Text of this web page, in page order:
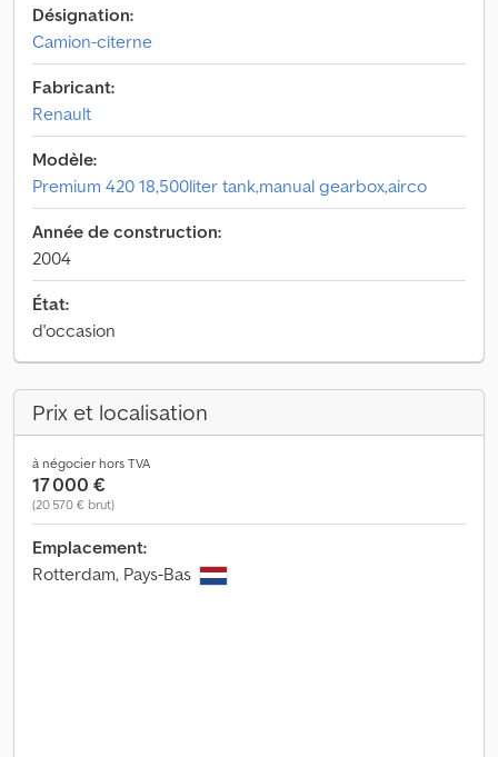
Désignation:
Camion-citerne
Fabricant:
Renault
Modèle:
Premium 420 18,500liter tank,manual gearbox,airco
Année de construction:
2004
État:
d'occasion
Prix et localisation
à négocier hors TVA
17 000 €
(20 570 € brut)
Emplacement:
Rotterdam, Pays-Bas